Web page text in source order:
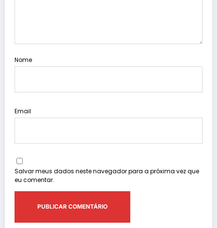
Nome
Email
Salvar meus dados neste navegador para a próxima vez que
eu comentar.